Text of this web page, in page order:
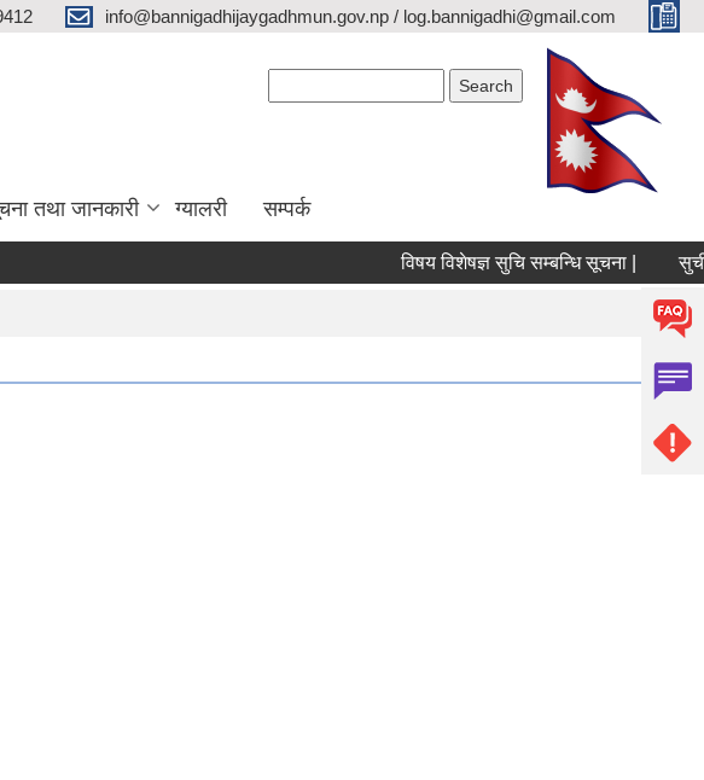
info@bannigadhijaygadhmun.gov.np / log.bannigadhi@gmail.com
तथा जानकारी ग्यालरी सम्पर्क
विषय विशेषज्ञ सुचि सम्बन्धि सूचना |